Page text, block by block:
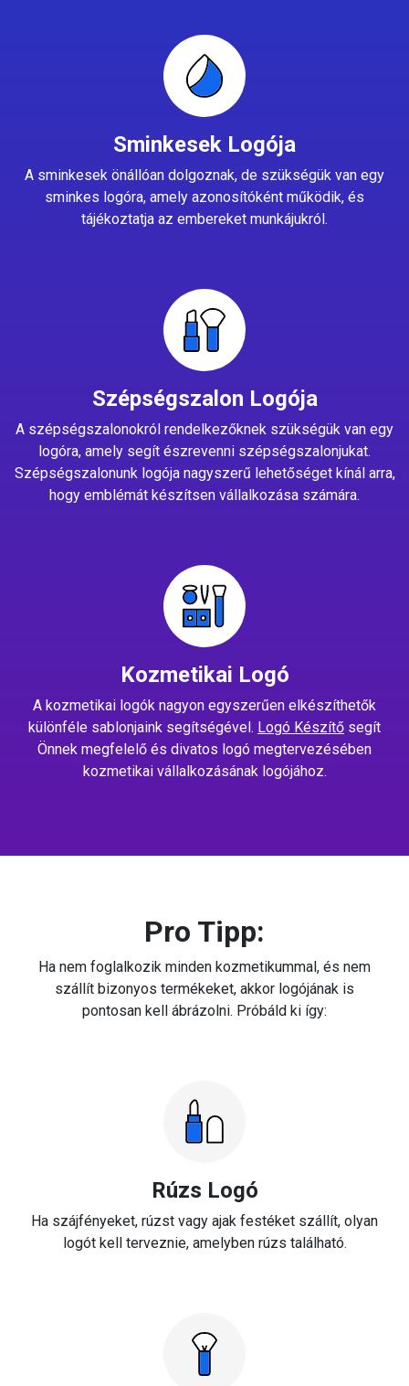
Sminkesek Logója
A sminkesek önállóan dolgoznak, de szükségük van egy
sminkes logóra, amely azonosítóként működik, és
tájékoztatja az embereket munkájukról.
Szépségszalon Logója
A szépségszalonokról rendelkezőknek szükségük van egy
logóra, amely segít észrevenni szépségszalonjukat.
Szépségszalonunk logója nagyszerű lehetőséget kínál arra,
hogy emblémát készítsen vállalkozása számára.
Kozmetikai Logó
A kozmetikai logók nagyon egyszerűen elkészíthetők
különféle sablonjaink segítségével. Logó Készítő segít
Önnek megfelelő és divatos logó megtervezésében
kozmetikai vállalkozásának logójához.
Pro Tipp:
Ha nem foglalkozik minden kozmetikummal, és nem
szállít bizonyos termékeket, akkor logójának is
pontosan kell ábrázolni. Próbáld ki így:
Rúzs Logó
Ha szájfényeket, rúzst vagy ajak festéket szállít, olyan
logót kell terveznie, amelyben rúzs található.